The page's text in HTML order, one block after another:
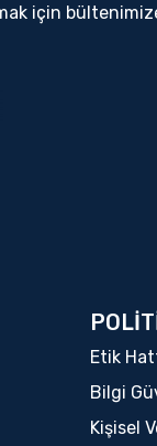
için
Etik
Bilgi
Kişisel